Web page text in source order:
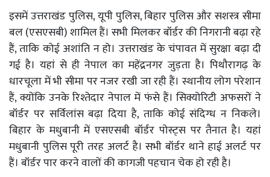
इसमें उत्तराखंड पुलिस, यूपी पुलिस, बिहार पुलिस और सशस्त्र सीमा
बल (एसएसबी) शामिल हैं। सभी मिलकर बॉर्डर की निगरानी बढ़ा रहे
हैं, ताकि कोई अशांति न हो। उत्तराखंड के चंपावत में सुरक्षा बढ़ा दी
गई है। यहां से ही नेपाल का महेंद्रनगर जुड़ता है। पिथौरागढ़ के
धारचूला में भी सीमा पर नजर रखी जा रही हैं। स्थानीय लोग परेशान
हैं, क्योंकि उनके रिश्तेदार नेपाल में फंसे हैं। सिक्योरिटी अफसरों ने
बॉर्डर पर सर्विलांस बढ़ा दिया है, ताकि कोई संदिग्ध न निकले।
बिहार के मधुबानी में एसएसबी बॉर्डर पोस्ट्स पर तैनात है। यहां
मधुबानी पुलिस पूरी तरह अलर्ट है। सभी बॉर्डर थाने हाई अलर्ट पर
हैं। बॉर्डर पार करने वालों की कागजी पहचान चेक हो रही है।